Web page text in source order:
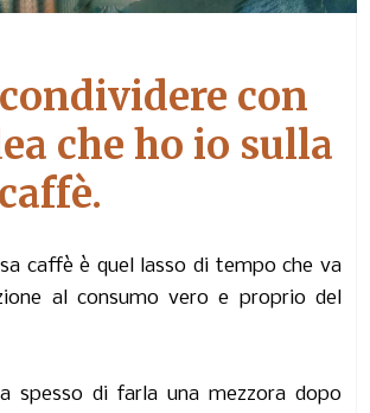
con
che ho io sulla
caffè è quel lasso di tempo che va
al consumo vero e proprio del
spesso di farla una mezzora dopo